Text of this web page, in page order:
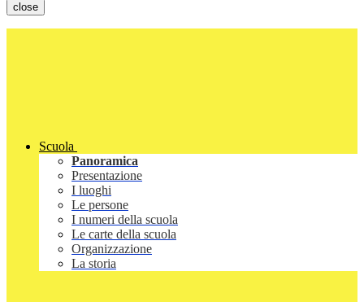
close
Scuola
Panoramica
Presentazione
I luoghi
Le persone
I numeri della scuola
Le carte della scuola
Organizzazione
La storia